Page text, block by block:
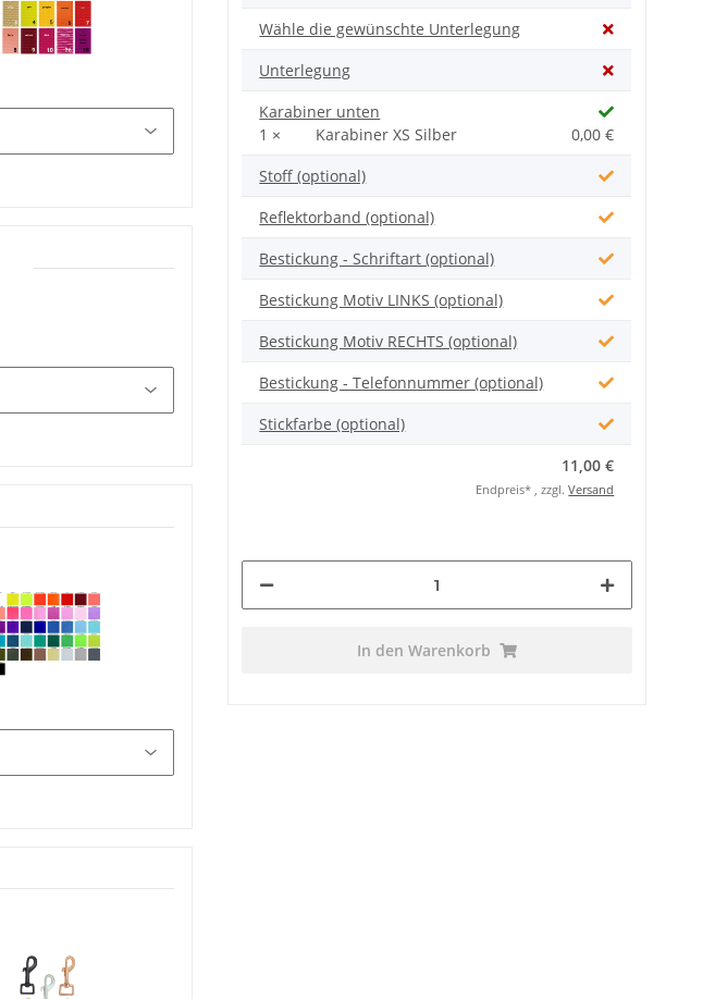
Wähle die gewünschte Unterlegung
Unterlegung
Karabiner unten
1 ×
Karabiner XS Silber
0,00 €
Stoff (optional)
Reflektorband (optional)
Bestickung - Schriftart (optional)
Bestickung Motiv LINKS (optional)
Bestickung Motiv RECHTS (optional)
Bestickung - Telefonnummer (optional)
Stickfarbe (optional)
11,00 €
Endpreis* , zzgl.Versand
In den Warenkorb